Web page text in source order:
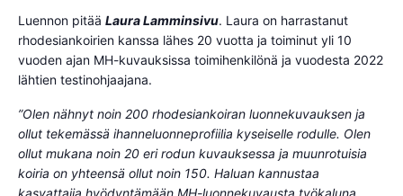
Luennon pitää Laura Lamminsivu. Laura on harrastanut
rhodesiankoirien kanssa lähes 20 vuotta ja toiminut yli 10
vuoden ajan MH-kuvauksissa toimihenkilönä ja vuodesta 2022
lähtien testinohjaajana.
”Olen nähnyt noin 200 rhodesiankoiran luonnekuvauksen ja
ollut tekemässä ihanneluonneprofiilia kyseiselle rodulle. Olen
ollut mukana noin 20 eri rodun kuvauksessa ja muunrotuisia
koiria on yhteensä ollut noin 150. Haluan kannustaa
kasvattajia hyödyntämään MH-luonnekuvausta työkaluna